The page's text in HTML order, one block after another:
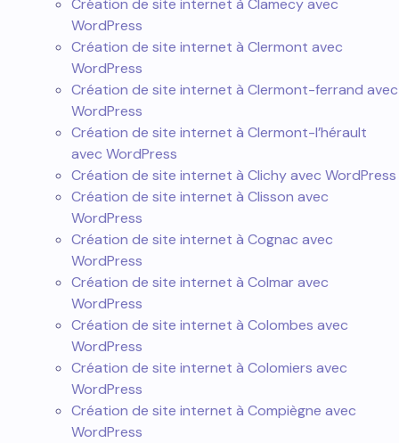
Création de site internet à Clamecy avec
WordPress
Création de site internet à Clermont avec
WordPress
Création de site internet à Clermont-ferrand avec
WordPress
Création de site internet à Clermont-l’hérault
avec WordPress
Création de site internet à Clichy avec WordPress
Création de site internet à Clisson avec
WordPress
Création de site internet à Cognac avec
WordPress
Création de site internet à Colmar avec
WordPress
Création de site internet à Colombes avec
WordPress
Création de site internet à Colomiers avec
WordPress
Création de site internet à Compiègne avec
WordPress